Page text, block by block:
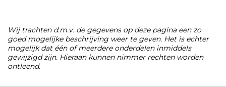
Wij trachten d.m.v. de gegevens op deze pagina een zo
goed mogelijke beschrijving weer te geven. Het is echter
mogelijk dat één of meerdere onderdelen inmiddels
gewijzigd zijn. Hieraan kunnen nimmer rechten worden
ontleend.